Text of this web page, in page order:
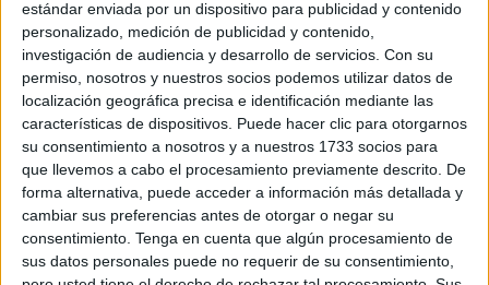
estándar enviada por un dispositivo para publicidad y contenido
personalizado, medición de publicidad y contenido,
investigación de audiencia y desarrollo de servicios. Con su
permiso, nosotros y nuestros socios podemos utilizar datos de
localización geográfica precisa e identificación mediante las
características de dispositivos. Puede hacer clic para otorgarnos
su consentimiento a nosotros y a nuestros 1733 socios para
que llevemos a cabo el procesamiento previamente descrito. De
forma alternativa, puede acceder a información más detallada y
cambiar sus preferencias antes de otorgar o negar su
consentimiento. Tenga en cuenta que algún procesamiento de
sus datos personales puede no requerir de su consentimiento,
General de Tráfico (DGT) de Ceuta han ocasionado
retrasos en algunos de los trámites que normalmente se
hacen en estas dependencias, como por ejemplo la
solicitud del carné de conducir internacional, una situación
que está afectando a personas que tienen programados
viajes de trabajo en los próximos días y que están
preocupadas por tener que suspenderlos.
La situación ha sido denunciada por uno de los
perjudicados, quien ha explicado aEl Faroque teniendo